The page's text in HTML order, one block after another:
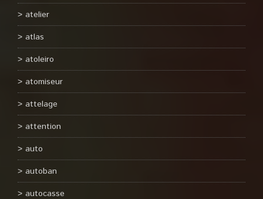
atelier
atlas
atoleiro
atomiseur
attelage
attention
auto
autoban
autocasse